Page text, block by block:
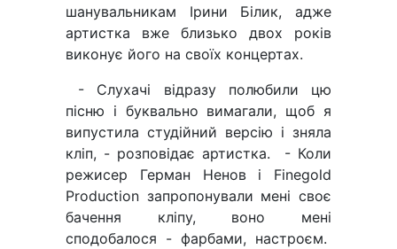
шанувальникам Ірини Білик, адже
артистка вже близько двох років
виконує його на своїх концертах.
- Слухачі відразу полюбили цю
пісню і буквально вимагали, щоб я
випустила студійний версію і зняла
кліп, - розповідає артистка. - Коли
режисер Герман Ненов і Finegold
Production запропонували мені своє
бачення кліпу, воно мені
сподобалося - фарбами, настроєм.